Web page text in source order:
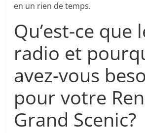
en un rien de temps.
Qu’est-ce que
radio et
avez-vous
pour votre
Grand Scenic?